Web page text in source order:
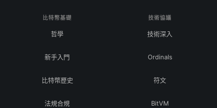
比特幣基礎
哲學
新手入門
比特幣歷史
法規合規
技術協議
技術深入
Ordinals
符文
BitVM